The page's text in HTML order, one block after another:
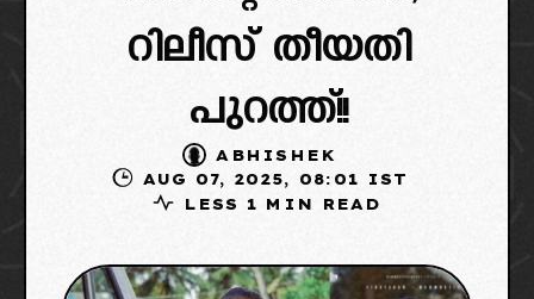
റിലീസ് തീയതി
പുറത്ത്!!
ABHISHEK
AUG 07, 2025, 08:01 IST
LESS 1 MIN READ